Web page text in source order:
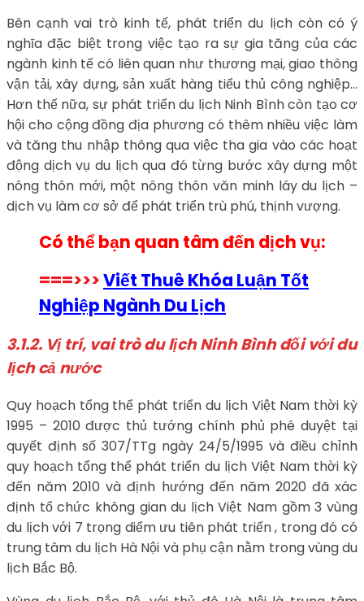
Bên cạnh vai trò kinh tế, phát triển du lịch còn có ý
nghĩa đặc biệt trong việc tạo ra sự gia tăng của các
ngành kinh tế có liên quan như thương mại, giao thông
vận tải, xây dựng, sản xuất hàng tiểu thủ công nghiệp…
Hơn thế nữa, sự phát triển du lịch Ninh Bình còn tạo cơ
hội cho cộng đồng địa phương có thêm nhiều việc làm
và tăng thu nhập thông qua việc tha gia vào các hoạt
động dịch vụ du lịch qua đó từng bước xây dựng một
nông thôn mới, một nông thôn văn minh láy du lịch –
dịch vụ làm cơ sở để phát triển trù phú, thịnh vượng.
Có thể bạn quan tâm đến dịch vụ:
===>>>Viết Thuê Khóa Luận Tốt
Nghiệp Ngành Du Lịch
3.1.2. Vị trí, vai trò du lịch Ninh Bình đối với du
lịch cả nước
Quy hoạch tổng thể phát triển du lịch Việt Nam thời kỳ
1995 – 2010 được thủ tướng chính phủ phê duyệt tại
quyết định số 307/TTg ngày 24/5/1995 và điều chỉnh
quy hoạch tổng thể phát triển du lịch Việt Nam thời kỳ
đến năm 2010 và định hướng đến năm 2020 đã xác
định tổ chức không gian du lịch Việt Nam gồm 3 vùng
du lịch với 7 trọng diểm ưu tiên phát triển , trong đó có
trung tâm du lịch Hà Nội và phụ cận nằm trong vùng du
lịch Bắc Bộ.